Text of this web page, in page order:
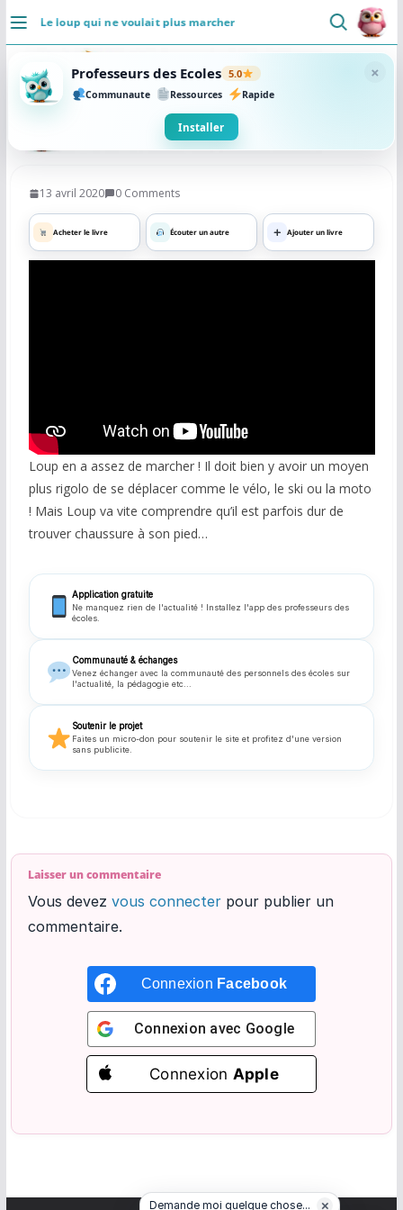
DÉCOUVRIR
Accueil
Ressources
COMMUNAUTÉ
Groupes
Forum
AUTRE
Boutique
Humour
Contact
Le loup qui ne voulait plus marcher
Passer
13 avril 2020 0 Comments
Acheter le livre Écouter un autre Ajouter un livre
Loup en a assez de marcher ! Il doit bien y avoir un moyen
plus rigolo de se déplacer comme le vélo, le ski ou la moto
! Mais Loup va vite comprendre qu’il est parfois dur de
trouver chaussure à son pied…
Application gratuite
Ne manquez rien de l'actualité ! Installez l'app des professeurs des
écoles.
Communauté & échanges
Venez échanger avec la communauté des personnels des écoles sur
l'actualité, la pédagogie etc...
Soutenir le projet
Faites un micro-don pour soutenir le site et profitez d'une version
sans publicite.
Laisser un commentaire
Vous devez vous connecterpour publier un
commentaire.
Connexion Facebook
Connexion avec Google
Connexion Apple
Professeurs des Ecoles 5.0
Communaute Ressources Rapide
×
Installer
Demande moi quelque chose... ×